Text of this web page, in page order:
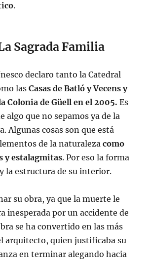
.
Sagrada Familia
declaro tanto la Catedral
las Casas de Batló y Vecens y
Colonia de Güell en el 2005. Es
algo que no sepamos ya de la
Algunas cosas son que está
de la naturaleza como
y estalagmitas. Por eso la forma
la estructura de su interior.
su obra, ya que la muerte le
inesperada por un accidente de
se ha convertido en las más
arquitecto, quien justificaba su
en terminar alegando hacia